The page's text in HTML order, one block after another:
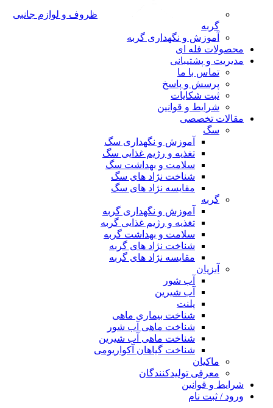
ظروف و لوازم جانبی
گربه
آموزش و نگهداری گربه
محصولات فله ای
مدیریت و پشتیبانی
تماس با ما
پرسش و پاسخ
ثبت شکایات
شرایط و قوانین
مقالات تخصصی
سگ
آموزش و نگهداری سگ
تغذیه و رژیم غذایی سگ
سلامت و بهداشت سگ
شناخت نژاد های سگ
مقایسه نژاد های سگ
گربه
آموزش و نگهداری گربه
تغذیه و رژیم غذایی گربه
سلامت و بهداشت گربه
شناخت نژاد های گربه
مقایسه نژاد های گربه
آبزیان
آب شور
آب شیرین
پلنت
شناخت بیماری ماهی
شناخت ماهی آب شور
شناخت ماهی آب شیرین
شناخت گیاهان آکواریومی
ماکیان
معرفی تولیدکنندگان
شرایط و قوانین
ورود / ثبت نام